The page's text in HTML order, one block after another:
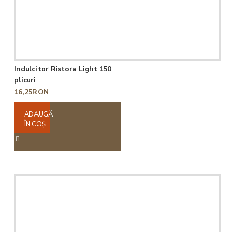
Indulcitor Ristora Light 150
plicuri
16,25RON
ADAUGĂ
ÎN COŞ